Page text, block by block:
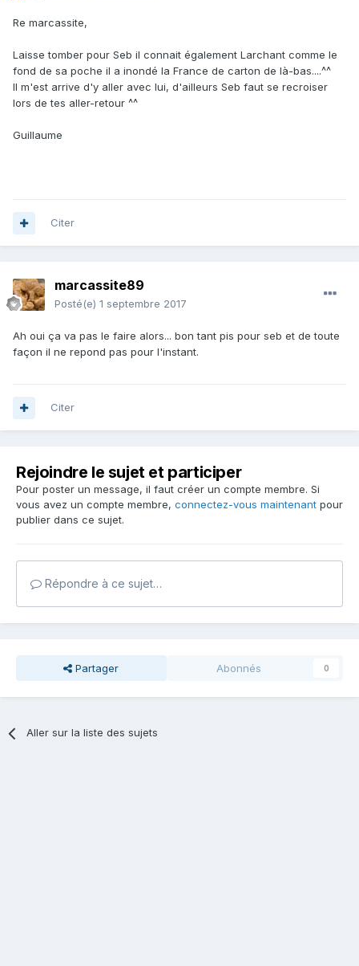
Re marcassite,
Laisse tomber pour Seb il connait également Larchant comme le
fond de sa poche il a inondé la France de carton de là-bas....^^
Il m'est arrive d'y aller avec lui, d'ailleurs Seb faut se recroiser
lors de tes aller-retour ^^
Guillaume
Citer
marcassite89
Posté(e) 1 septembre 2017
Ah oui ça va pas le faire alors... bon tant pis pour seb et de toute
façon il ne repond pas pour l'instant.
Citer
Rejoindre le sujet et participer
Pour poster un message, il faut créer un compte membre. Si
vous avez un compte membre, connectez-vous maintenant pour
publier dans ce sujet.
Répondre à ce sujet…
Partager Abonnés 0
Aller sur la liste des sujets